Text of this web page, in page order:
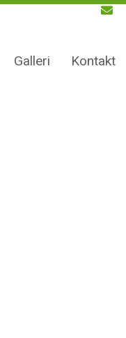
Galleri Kontakt